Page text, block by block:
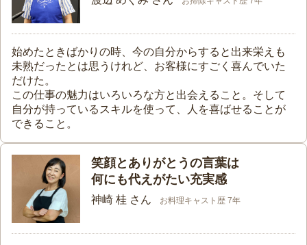
始めたときばかりの時、今の自分からすると出来栄えも
未熟だったとは思うけれど、お客様にすごく喜んでいた
だけた。
この仕事の魅力はいろいろな方と出会えること。そして
自分が持っているスキルを使って、人を喜ばせることが
できること。
笑顔とありがとうの言葉は
何にも代えがたい充実感
神崎 桂 さん お料理キャスト歴 7年